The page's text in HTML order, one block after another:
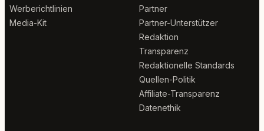
Werberichtlinien
Media-Kit
Partner
Partner-Unterstützer
Redaktion
Transparenz
Redaktionelle Standards
Quellen-Politik
Affiliate-Transparenz
Datenethik